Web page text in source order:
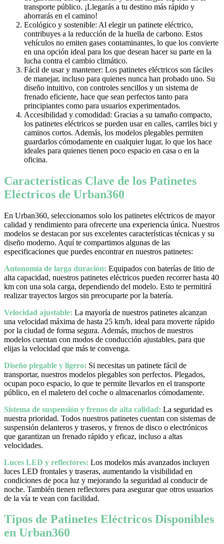
transporte público. ¡Llegarás a tu destino más rápido y
ahorrarás en el camino!
Ecológico y sostenible: Al elegir un patinete eléctrico,
contribuyes a la reducción de la huella de carbono. Estos
vehículos no emiten gases contaminantes, lo que los convierte
en una opción ideal para los que desean hacer su parte en la
lucha contra el cambio climático.
Fácil de usar y mantener: Los patinetes eléctricos son fáciles
de manejar, incluso para quienes nunca han probado uno. Su
diseño intuitivo, con controles sencillos y un sistema de
frenado eficiente, hace que sean perfectos tanto para
principiantes como para usuarios experimentados.
Accesibilidad y comodidad: Gracias a su tamaño compacto,
los patinetes eléctricos se pueden usar en calles, carriles bici y
caminos cortos. Además, los modelos plegables permiten
guardarlos cómodamente en cualquier lugar, lo que los hace
ideales para quienes tienen poco espacio en casa o en la
oficina.
Características Clave de los Patinetes
Eléctricos de Urban360
En Urban360, seleccionamos solo los patinetes eléctricos de mayor
calidad y rendimiento para ofrecerte una experiencia única. Nuestros
modelos se destacan por sus excelentes características técnicas y su
diseño moderno. Aquí te compartimos algunas de las
especificaciones que puedes encontrar en nuestros patinetes:
Autonomía de larga duración: Equipados con baterías de litio de
alta capacidad, nuestros patinetes eléctricos pueden recorrer hasta 40
km con una sola carga, dependiendo del modelo. Esto te permitirá
realizar trayectos largos sin preocuparte por la batería.
Velocidad ajustable: La mayoría de nuestros patinetes alcanzan
una velocidad máxima de hasta 25 km/h, ideal para moverte rápido
por la ciudad de forma segura. Además, muchos de nuestros
modelos cuentan con modos de conducción ajustables, para que
elijas la velocidad que más te convenga.
Diseño plegable y ligero: Si necesitas un patinete fácil de
transportar, nuestros modelos plegables son perfectos. Plegados,
ocupan poco espacio, lo que te permite llevarlos en el transporte
público, en el maletero del coche o almacenarlos cómodamente.
Sistema de suspensión y frenos de alta calidad: La seguridad es
nuestra prioridad. Todos nuestros patinetes cuentan con sistemas de
suspensión delanteros y traseros, y frenos de disco o electrónicos
que garantizan un frenado rápido y eficaz, incluso a altas
velocidades.
Luces LED y reflectores: Los modelos más avanzados incluyen
luces LED frontales y traseras, aumentando la visibilidad en
condiciones de poca luz y mejorando la seguridad al conducir de
noche. También tienen reflectores para asegurar que otros usuarios
de la vía te vean con facilidad.
Tipos de Patinetes Eléctricos Disponibles
en Urban360